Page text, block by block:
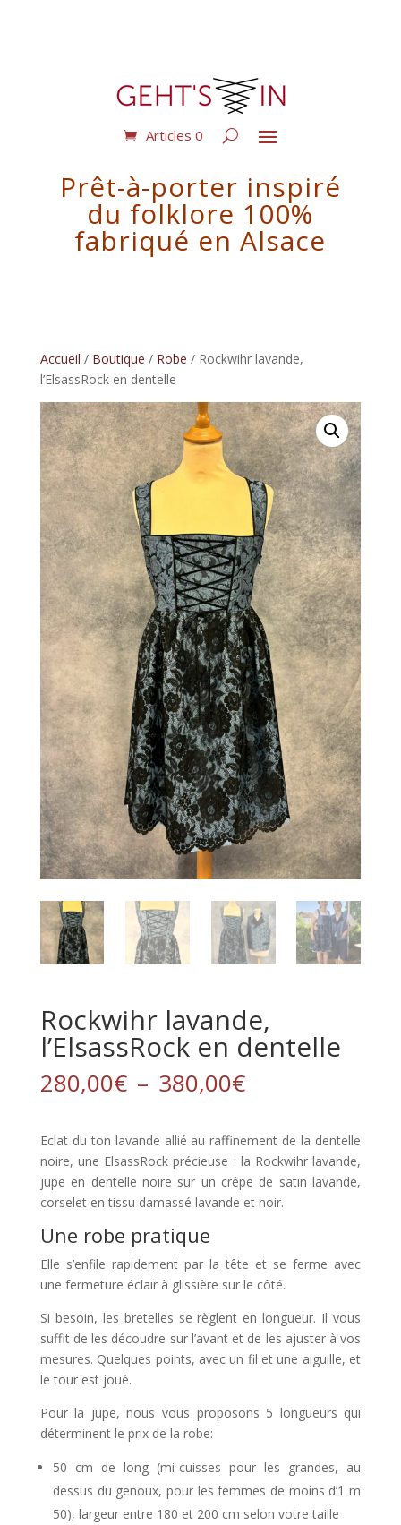
Articles 0
Prêt-à-porter inspiré
du folklore 100%
fabriqué en Alsace
Accueil / Boutique / Robe / Rockwihr lavande,
l’ElsassRock en dentelle
Rockwihr lavande,
l’ElsassRock en dentelle
280,00€ – 380,00€Plage
de
280,00€
à
380,00€
Eclat du ton lavande allié au raffinement de la dentelle
noire, une ElsassRock précieuse : la Rockwihr lavande,
jupe en dentelle noire sur un crêpe de satin lavande,
corselet en tissu damassé lavande et noir.
Une robe pratique
Elle s’enfile rapidement par la tête et se ferme avec
une fermeture éclair à glissière sur le côté.
Si besoin, les bretelles se règlent en longueur. Il vous
suffit de les découdre sur l’avant et de les ajuster à vos
mesures. Quelques points, avec un fil et une aiguille, et
le tour est joué.
Pour la jupe, nous vous proposons 5 longueurs qui
déterminent le prix de la robe:
50 cm de long (mi-cuisses pour les grandes, au
dessus du genoux, pour les femmes de moins d’1 m
50), largeur entre 180 et 200 cm selon votre taille